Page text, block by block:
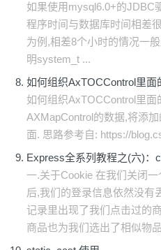
如果使用mysql6.0+的JDBC
程序时间与数据库时间相差
为例,相差8个小时的情况一
明system_t ...
如何组织AxTOCControl里面
如何组织AxTOCControl里面
AXMapControl的数据,将添
面. 思路参考自: https://
Express全系列教程之(六)：
一.关于Cookie 在我们关闭
后,我们的登录信息依然没有
记录里出现了我们点击过的
商品也为我们选出了相似物